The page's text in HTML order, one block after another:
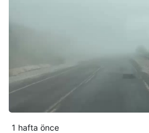
1 hafta önce